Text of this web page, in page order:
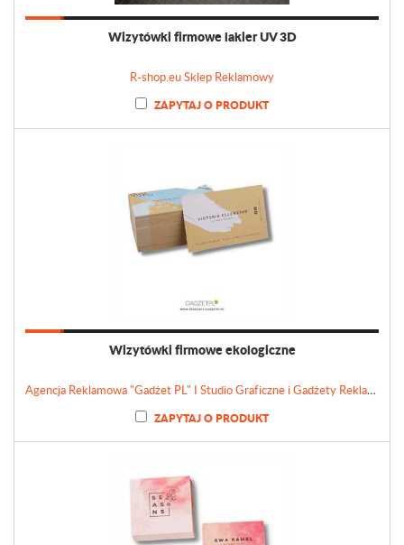
Wizytówki firmowe lakier UV 3D
R-shop.eu Sklep Reklamowy
ZAPYTAJ O PRODUKT
Wizytówki firmowe ekologiczne
Agencja Reklamowa "Gadżet PL" I Studio Graficzne i Gadżety Reklamowe
ZAPYTAJ O PRODUKT